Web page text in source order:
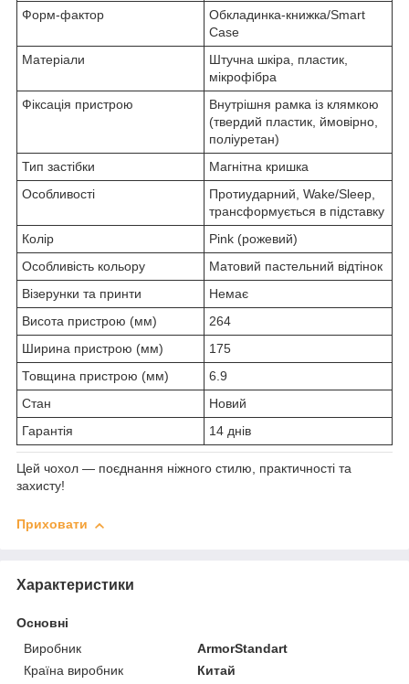
Форм-фактор
Обкладинка-книжка/Smart
Case
Матеріали
Штучна шкіра, пластик,
мікрофібра
Фіксація пристрою
Внутрішня рамка із клямкою
(твердий пластик, ймовірно,
поліуретан)
Тип застібки
Магнітна кришка
Особливості
Протиударний, Wake/Sleep,
трансформується в підставку
Колір
Pink (рожевий)
Особливість кольору
Матовий пастельний відтінок
Візерунки та принти
Немає
Висота пристрою (мм)
264
Ширина пристрою (мм)
175
Товщина пристрою (мм)
6.9
Стан
Новий
Гарантія
14 днів
Цей чохол — поєднання ніжного стилю, практичності та
захисту!
Приховати
Характеристики
Основні
Виробник
ArmorStandart
Країна виробник
Китай